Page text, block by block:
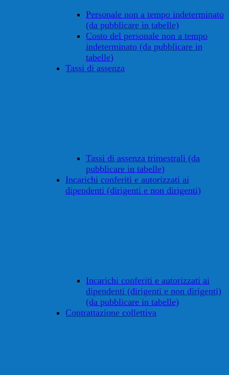
Personale non a tempo indeterminato
(da pubblicare in tabelle)
Costo del personale non a tempo
indeterminato (da pubblicare in
tabelle)
Tassi di assenza
Tassi di assenza trimestrali (da
pubblicare in tabelle)
Incarichi conferiti e autorizzati ai
dipendenti (dirigenti e non dirigenti)
Incarichi conferiti e autorizzati ai
dipendenti (dirigenti e non dirigenti)
(da pubblicare in tabelle)
Contrattazione collettiva